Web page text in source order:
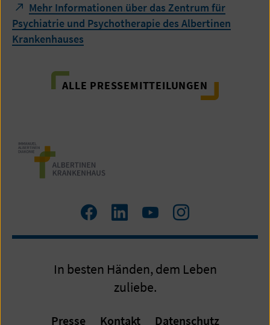
Mehr Informationen über das Zentrum für
Psychiatrie und Psychotherapie des Albertinen
Krankenhauses
ALLE PRESSEMITTEILUNGEN
Zum
Facebook
Zum
LinkedIn
Zum
YouTube
Zum
Instagram
In besten Händen, dem Leben
zuliebe.
Presse Kontakt Datenschutz